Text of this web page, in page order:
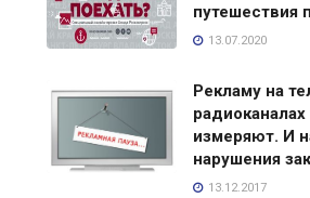
путешествия
13.07.2020
Рекламу на
измеряют. И
нарушения
13.12.2017